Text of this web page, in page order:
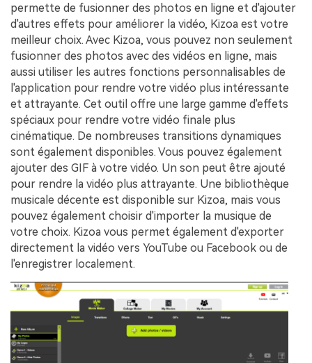
permette de fusionner des photos en ligne et d'ajouter
d'autres effets pour améliorer la vidéo, Kizoa est votre
meilleur choix. Avec Kizoa, vous pouvez non seulement
fusionner des photos avec des vidéos en ligne, mais
aussi utiliser les autres fonctions personnalisables de
l'application pour rendre votre vidéo plus intéressante
et attrayante. Cet outil offre une large gamme d'effets
spéciaux pour rendre votre vidéo finale plus
cinématique. De nombreuses transitions dynamiques
sont également disponibles. Vous pouvez également
ajouter des GIF à votre vidéo. Un son peut être ajouté
pour rendre la vidéo plus attrayante. Une bibliothèque
musicale décente est disponible sur Kizoa, mais vous
pouvez également choisir d'importer la musique de
votre choix. Kizoa vous permet également d'exporter
directement la vidéo vers YouTube ou Facebook ou de
l'enregistrer localement.